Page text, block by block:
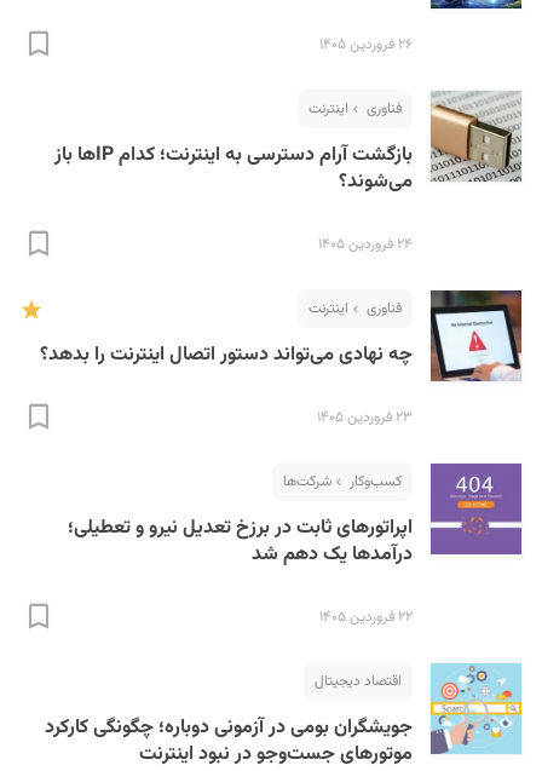
۲۶ فروردین ۱۴۰۵
فناوری اینترنت
بازگشت آرام دسترسی به اینترنت؛ کدام IPها باز
می‌شوند؟
۲۴ فروردین ۱۴۰۵
فناوری اینترنت
چه نهادی می‌تواند دستور اتصال اینترنت را بدهد؟
۲۳ فروردین ۱۴۰۵
کسب‌و‌کار شرکت‌ها
اپراتورهای ثابت در برزخ تعدیل نیرو و تعطیلی؛
درآمدها یک دهم شد
۲۲ فروردین ۱۴۰۵
اقتصاد دیجیتال
جویشگران بومی در آزمونی دوباره؛ چگونگی کارکرد
موتورهای جست‌وجو در نبود اینترنت